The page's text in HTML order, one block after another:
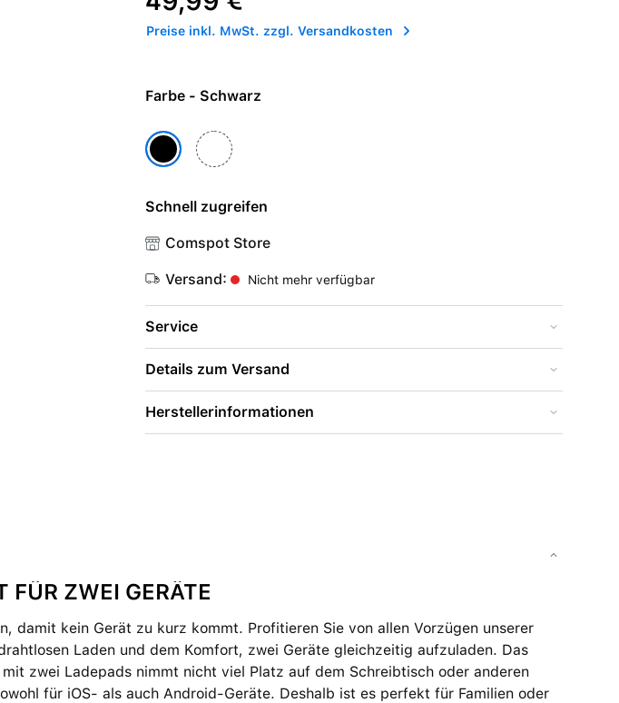
Preise inkl. MwSt. zzgl. Versandkosten
Farbe - Schwarz
SchwarzWeiß
Schnell zugreifen
Comspot Store
Versand: Nicht mehr verfügbar
Service
Details zum Versand
Herstellerinformationen
FÜR ZWEI GERÄTE
damit kein Gerät zu kurz kommt. Profitieren Sie von allen Vorzügen unserer
Laden und dem Komfort, zwei Geräte gleichzeitig aufzuladen. Das
mit zwei Ladepads nimmt nicht viel Platz auf dem Schreibtisch oder anderen
für iOS- als auch Android-Geräte. Deshalb ist es perfekt für Familien oder